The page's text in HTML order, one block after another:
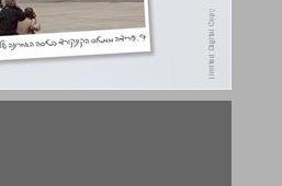
מבנה האטמוספרה וחלוקתה לשכבות ... 15